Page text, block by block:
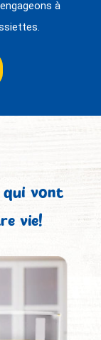
à
qui vont
vie!